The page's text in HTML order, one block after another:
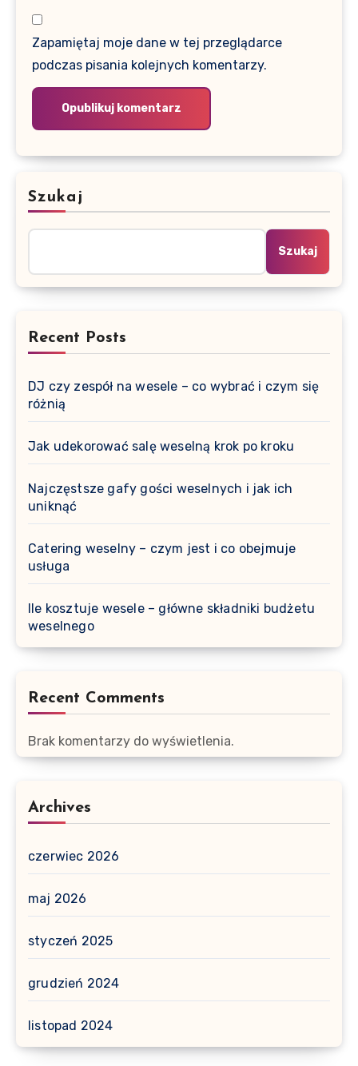
Zapamiętaj moje dane w tej przeglądarce
podczas pisania kolejnych komentarzy.
Szukaj
Szukaj
Recent Posts
DJ czy zespół na wesele – co wybrać i czym się
różnią
Jak udekorować salę weselną krok po kroku
Najczęstsze gafy gości weselnych i jak ich
uniknąć
Catering weselny – czym jest i co obejmuje
usługa
Ile kosztuje wesele – główne składniki budżetu
weselnego
Recent Comments
Brak komentarzy do wyświetlenia.
Archives
czerwiec 2026
maj 2026
styczeń 2025
grudzień 2024
listopad 2024